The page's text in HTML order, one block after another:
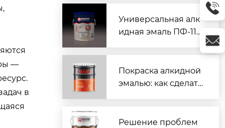
—
в
Универсальная алк
идная эмаль ПФ-115
Покраска алкидной
эмалью: как сделать
Решение проблем